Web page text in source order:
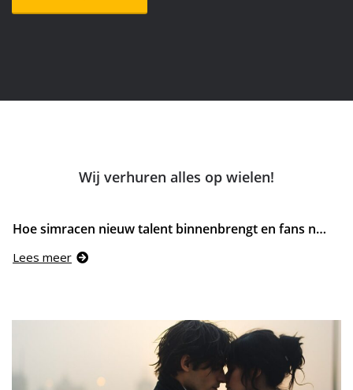
Wij verhuren alles op wielen!
Hoe simracen nieuw talent binnenbrengt en fans naar de baan trekt
Lees meer